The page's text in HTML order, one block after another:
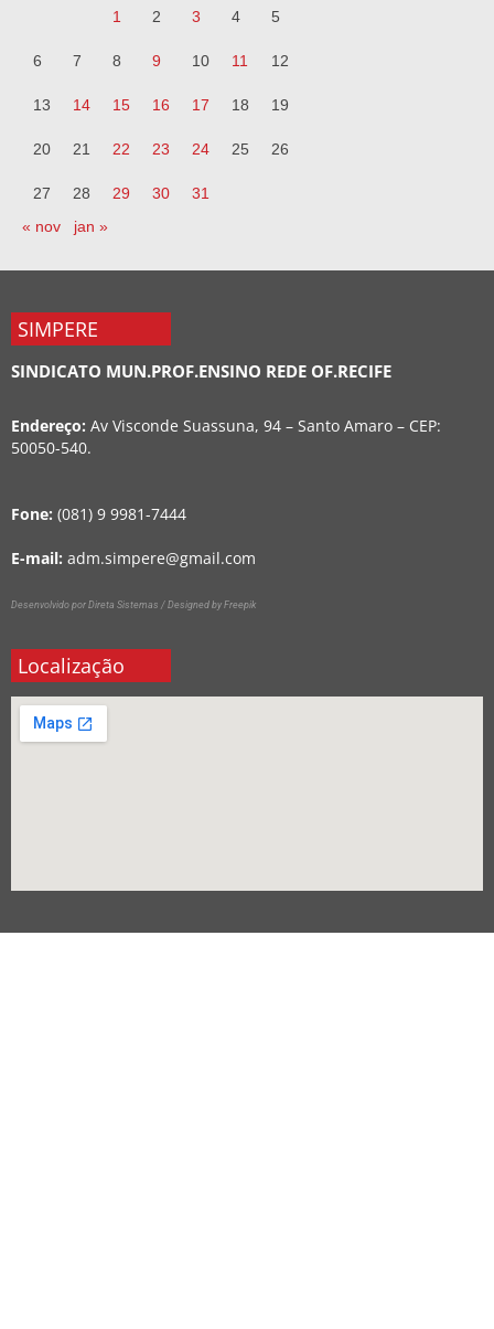
1 2 3 4 5
6 7 8 9 10 11 12
13 14 15 16 17 18 19
20 21 22 23 24 25 26
27 28 29 30
31
« nov
jan »
SIMPERE
SINDICATO MUN.PROF.ENSINO REDE OF.RECIFE
Endereço: Av Visconde Suassuna, 94 – Santo Amaro – CEP:
50050-540.
Fone: (081) 9 9981-7444
E-mail: adm.simpere@gmail.com
Desenvolvido por Direta Sistemas / Designed by Freepik
Localização